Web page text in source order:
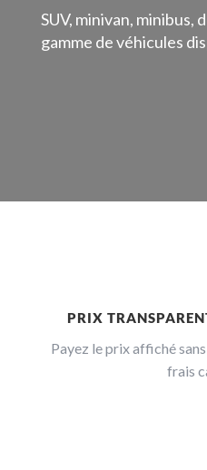
SUV, minivan, minibus,
gamme de véhicules
PRIX
Payez le prix affiché
frais